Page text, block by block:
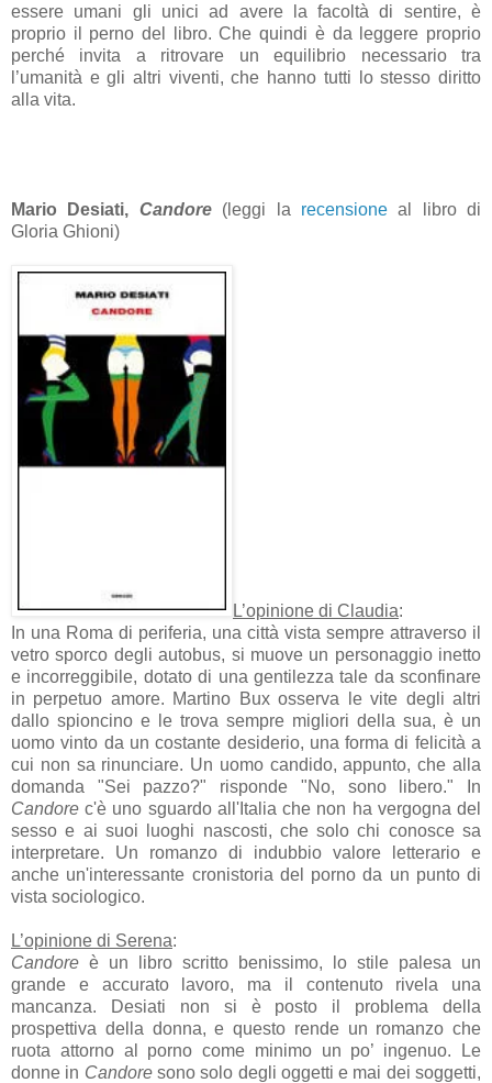
essere umani gli unici ad avere la facoltà di sentire, è
proprio il perno del libro. Che quindi è da leggere proprio
perché invita a ritrovare un equilibrio necessario tra
l’umanità e gli altri viventi, che hanno tutti lo stesso diritto
alla vita.
Mario Desiati, Candore (leggi la recensioneal libro di
Gloria Ghioni)
L’opinione di Claudia:
In una Roma di periferia, una città vista sempre attraverso il
vetro sporco degli autobus, si muove un personaggio inetto
e incorreggibile, dotato di una gentilezza tale da sconfinare
in perpetuo amore. Martino Bux osserva le vite degli altri
dallo spioncino e le trova sempre migliori della sua, è un
uomo vinto da un costante desiderio, una forma di felicità a
cui non sa rinunciare. Un uomo candido, appunto, che alla
domanda "Sei pazzo?" risponde "No, sono libero." In
Candore c'è uno sguardo all'Italia che non ha vergogna del
sesso e ai suoi luoghi nascosti, che solo chi conosce sa
interpretare. Un romanzo di indubbio valore letterario e
anche un'interessante cronistoria del porno da un punto di
vista sociologico.
L’opinione di Serena:
Candore è un libro scritto benissimo, lo stile palesa un
grande e accurato lavoro, ma il contenuto rivela una
mancanza. Desiati non si è posto il problema della
prospettiva della donna, e questo rende un romanzo che
ruota attorno al porno come minimo un po’ ingenuo. Le
donne in Candoresono solo degli oggetti e mai dei soggetti,